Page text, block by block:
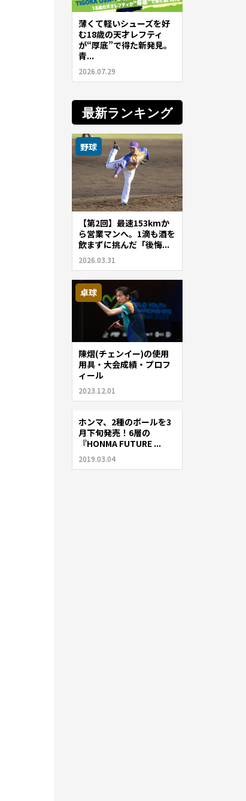
薄くて軽いシューズを好
む18歳の天才レフティ
が“厚底”で得た新発見。
青...
2026.07.29
最新ランキング
野球
【第2回】最速153kmか
ら営業マンへ。1滴も酒を
飲まずに挑んだ「後悔...
2026.03.31
卓球
陳熠(チェンイー)の使用
用具・大会成績・プロフ
ィール
2023.12.01
ゴルフ
ホンマ、2種のボールを3
月下旬発売！6層の
『HONMA FUTURE ...
2019.03.04